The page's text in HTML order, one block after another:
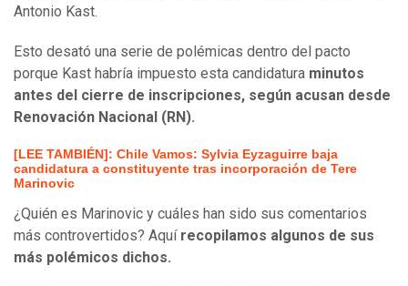
Antonio Kast.
Esto desató una serie de polémicas dentro del pacto
porque Kast habría impuesto esta candidatura minutos
antes del cierre de inscripciones, según acusan desde
Renovación Nacional (RN).
[LEE TAMBIÉN]: Chile Vamos: Sylvia Eyzaguirre baja
candidatura a constituyente tras incorporación de Tere
Marinovic
¿Quién es Marinovic y cuáles han sido sus comentarios
más controvertidos? Aquí recopilamos algunos de sus
más polémicos dichos.